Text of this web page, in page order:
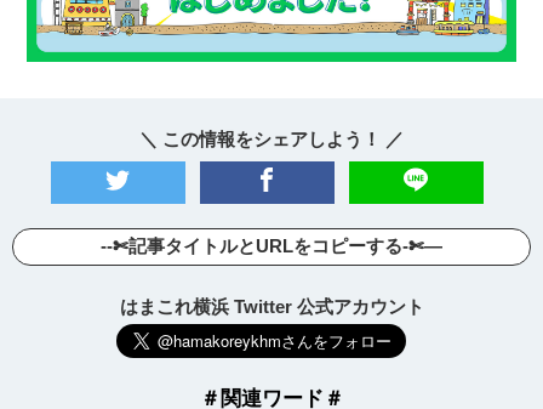
＼ この情報をシェアしよう！ ／
--✄記事タイトルとURLをコピーする-✄—
はまこれ横浜 Twitter 公式アカウント
＃関連ワード＃